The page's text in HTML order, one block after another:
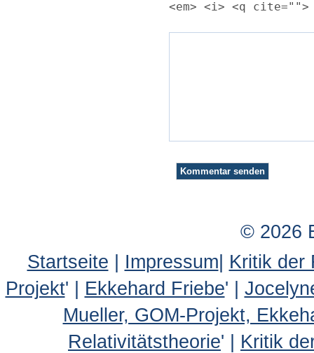
<em> <i> <q
© 2026
Startseite | Impressum| Kritik der
Projekt' | Ekkehard Friebe' |
Mueller, GOM-Projekt,
Relativitätstheorie' | Kritik